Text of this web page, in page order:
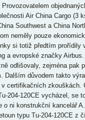
Provozovatelem
Air China Cargo (3
Southwest a China
neměly pouze
si totiž předtím prořídily
a evropské značky
odlišovaly, zejména pak
Dalším důvodem takto
certifikačních zkouškách.
204-120CE vycházel, se
o ni konstrukční kancelář
typu Tu-204-120CE z